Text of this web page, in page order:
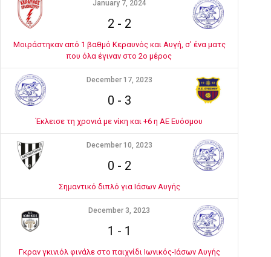
January 7, 2024
2 - 2
Μοιράστηκαν από 1 βαθμό Κεραυνός και Αυγή, σ' ένα ματς
που όλα έγιναν στο 2ο μέρος
December 17, 2023
0 - 3
Έκλεισε τη χρονιά με νίκη και +6 η ΑΕ Ευόσμου
December 10, 2023
0 - 2
Σημαντικό διπλό για Ιάσων Αυγής
December 3, 2023
1 - 1
Γκραν γκινιόλ φινάλε στο παιχνίδι Ιωνικός-Ιάσων Αυγής